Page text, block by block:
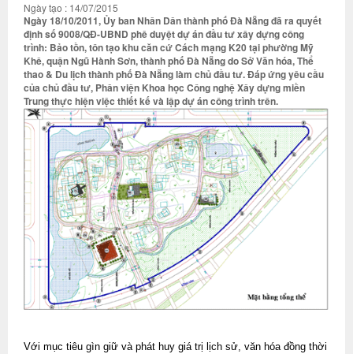
Ngày tạo : 14/07/2015
Ngày 18/10/2011, Ủy ban Nhân Dân thành phố Đà Nẵng đã ra quyết
định số 9008/QĐ-UBND phê duyệt dự án đầu tư xây dựng công
trình: Bảo tồn, tôn tạo khu căn cứ Cách mạng K20 tại phường Mỹ
Khê, quận Ngũ Hành Sơn, thành phố Đà Nẵng do Sở Văn hóa, Thể
thao & Du lịch thành phố Đà Nẵng làm chủ đầu tư. Đáp ứng yêu cầu
của chủ đầu tư, Phân viện Khoa học Công nghệ Xây dựng miền
Trung thực hiện việc thiết kế và lập dự án công trình trên.
Với mục tiêu gìn giữ và phát huy giá trị lịch sử, văn hóa đồng thời